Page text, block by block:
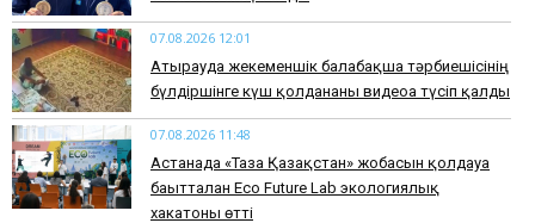
07.08.2026 12:01
Атырауда жекеменшік балабақша тәрбиешісінің
бүлдіршінге күш қолданғаны видеоға түсіп қалды
07.08.2026 11:48
Астанада «Таза Қазақстан» жобасын қолдауға
бағытталған Eco Future Lab экологиялық
хакатоны өтті